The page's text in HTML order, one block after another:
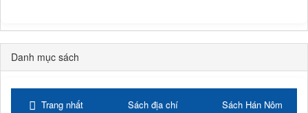
Danh mục sách
Trang nhất Sách địa chí Sách Hán Nôm